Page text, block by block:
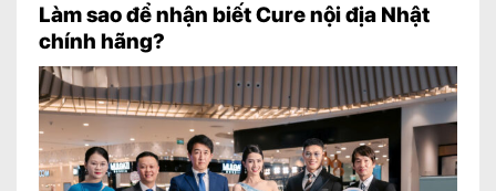
Làm sao để nhận biết Cure nội địa Nhật
chính hãng?